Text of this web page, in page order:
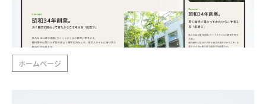
ホームページ